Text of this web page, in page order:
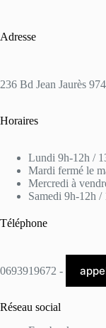
Adresse
236 Bd Jean Jaurès
Horaires
Lundi 9h-12h /
Mardi fermé le
Mercredi à
Samedi 9h-12h /
Téléphone
0693919672 -
Réseau social